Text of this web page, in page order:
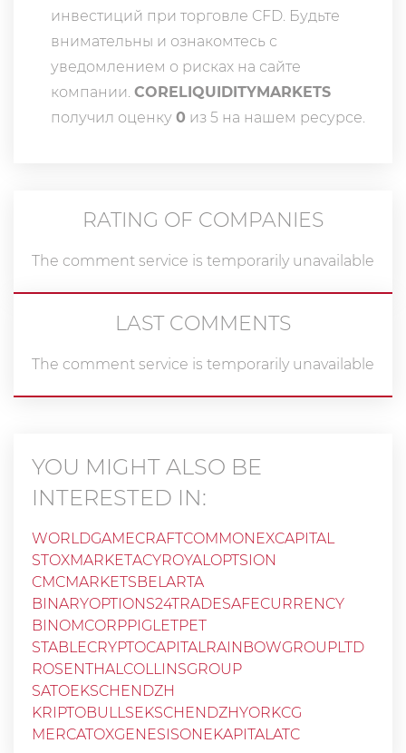
инвестиций при торговле CFD. Будьте
внимательны и ознакомтесь с
уведомлением о рисках на сайте
компании. CORELIQUIDITYMARKETS
получил оценку 0 из 5 на нашем ресурсе.
RATING OF COMPANIES
The comment service is temporarily unavailable
LAST COMMENTS
The comment service is temporarily unavailable
YOU MIGHT ALSO BE
INTERESTED IN:
WORLDGAMECRAFTCOMMONEXCAPITAL
STOXMARKETACYROYALOPTSION
CMCMARKETSBELARTA
BINARYOPTIONS24TRADESAFECURRENCY
BINOMCORPPIGLETPET
STABLECRYPTOCAPITALRAINBOWGROUPLTD
ROSENTHALCOLLINSGROUP
SATOEKSCHENDZH
KRIPTOBULLSEKSCHENDZHYORKCG
MERCATOXGENESISONEKAPITALATC